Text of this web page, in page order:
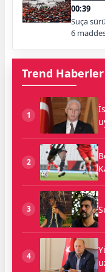
00:39
Suça
6
Trend Haberler
1
2
3
4